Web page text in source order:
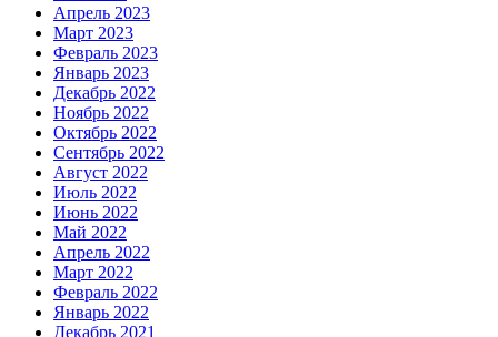
Апрель 2023
Март 2023
Февраль 2023
Январь 2023
Декабрь 2022
Ноябрь 2022
Октябрь 2022
Сентябрь 2022
Август 2022
Июль 2022
Июнь 2022
Май 2022
Апрель 2022
Март 2022
Февраль 2022
Январь 2022
Декабрь 2021